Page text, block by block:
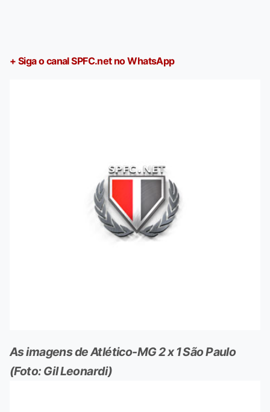
+ Siga o canal SPFC.net no WhatsApp
As imagens de Atlético-MG 2 x 1 São Paulo
(Foto: Gil Leonardi)